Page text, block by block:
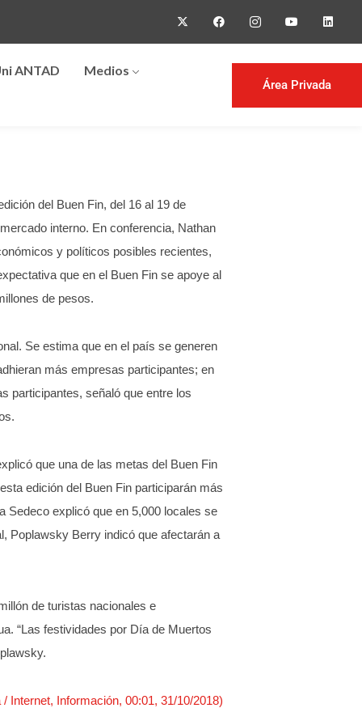
ANTAD
Medios
Área Privada
del Buen Fin, del 16 al 19 de
interno. En conferencia, Nathan
y políticos posibles recientes,
que en el Buen Fin se apoye al
de pesos.
Se estima que en el país se generen
más empresas participantes; en
participantes, señaló que entre los
que una de las metas del Buen Fin
edición del Buen Fin participarán más
Sedeco explicó que en 5,000 locales se
Poplawsky Berry indicó que afectarán a
de turistas nacionales e
“Las festividades por Día de Muertos
Internet, Información, 00:01, 31/10/2018)